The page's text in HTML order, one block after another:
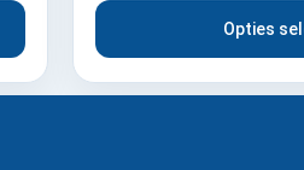
Opties